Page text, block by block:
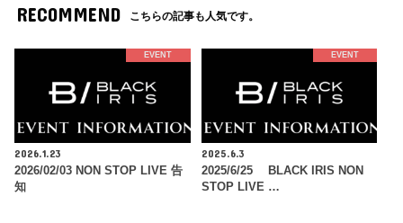
RECOMMEND こちらの記事も人気です。
EVENT
2026.1.23
2026/02/03 NON STOP LIVE 告
知
EVENT
2025.6.3
2025/6/25 BLACK IRIS NON
STOP LIVE …